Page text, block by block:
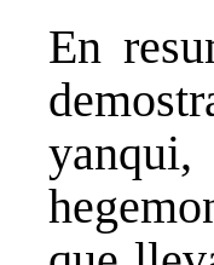
En